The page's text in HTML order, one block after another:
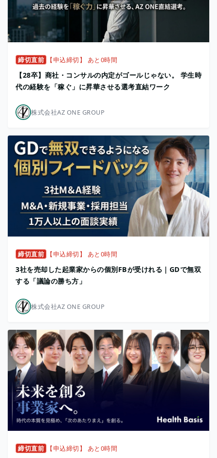
締切直前 【申込締切】 あと0時間
【28卒】商社・コンサルの内定がゴールじゃない。 学生時
代の経験を「稼ぐ」に昇華させる選考直結ワーク
株式会社AZ ONE GROUP
締切直前 【申込締切】 あと0時間
3社を売却した起業家からの個別FBが受けれる｜GDで無双
する「議論の勝ち方」
株式会社AZ ONE GROUP
締切直前 【申込締切】 あと0時間